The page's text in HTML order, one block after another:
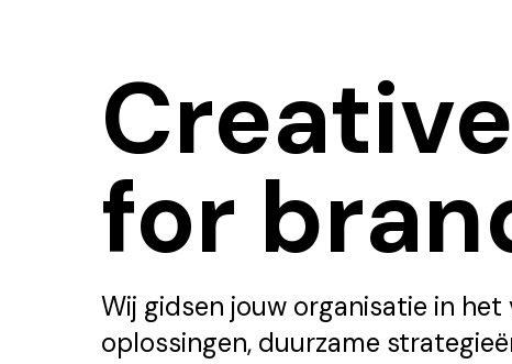
for
Wij gidsen jouw organisatie in
oplossingen, duurzame